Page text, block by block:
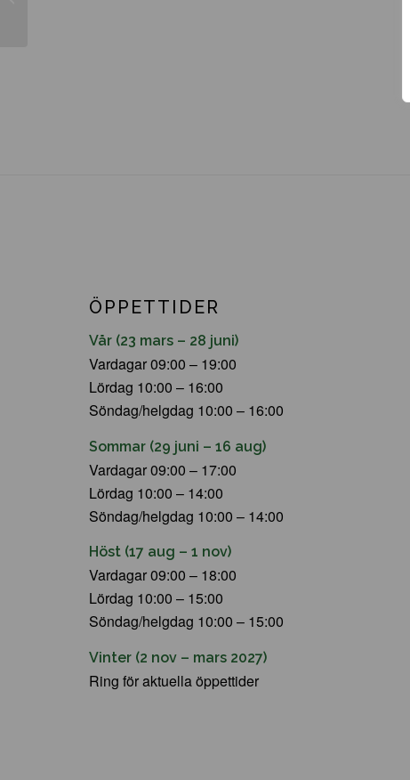
ÖPPETTIDER
Vår (23 mars – 28 juni)
Vardagar 09:00 – 19:00
Lördag 10:00 – 16:00
Söndag/helgdag 10:00 – 16:00
Sommar (29 juni – 16 aug)
Vardagar 09:00 – 17:00
Lördag 10:00 – 14:00
Söndag/helgdag 10:00 – 14:00
Höst (17 aug – 1 nov)
Vardagar 09:00 – 18:00
Lördag 10:00 – 15:00
Söndag/helgdag 10:00 – 15:00
Vinter (2 nov – mars 2027)
Ring för aktuella öppettider